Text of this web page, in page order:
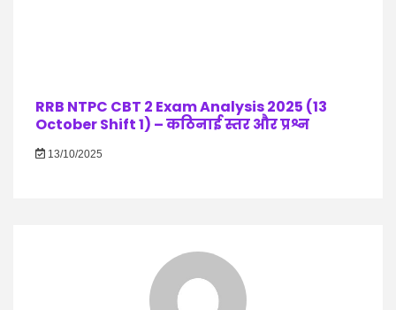
RRB NTPC CBT 2 Exam Analysis 2025 (13
October Shift 1) – कठिनाई स्तर और प्रश्न
13/10/2025